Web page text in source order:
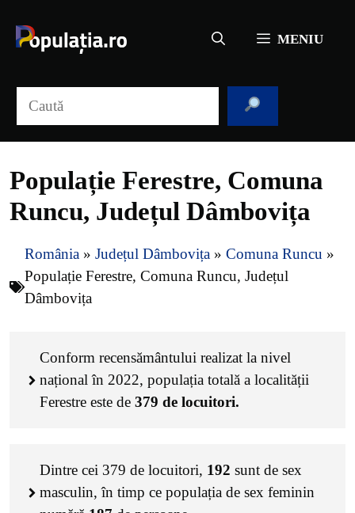
conținut
MENIU
Populație Ferestre, Comuna
Runcu, Județul Dâmbovița
România » Județul Dâmbovița » Comuna Runcu »
Populație Ferestre, Comuna Runcu, Județul
Dâmbovița
Conform recensământului realizat la nivel
național în 2022, populația totală a localității
Ferestre este de 379 de locuitori.
Dintre cei 379 de locuitori, 192 sunt de sex
masculin, în timp ce populația de sex feminin